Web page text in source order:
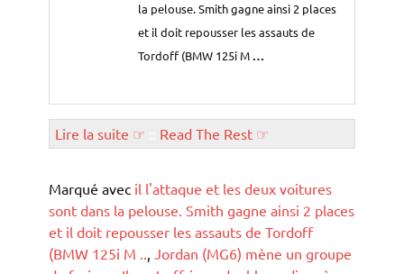
la pelouse. Smith gagne ainsi 2 places
et il doit repousser les assauts de
Tordoff (BMW 125i M …
Lire la suite ☞ Read The Rest ☞
Marqué avec il l'attaque et les deux voitures
sont dans la pelouse. Smith gagne ainsi 2 places
et il doit repousser les assauts de Tordoff
(BMW 125i M .., Jordan (MG6) mène un groupe